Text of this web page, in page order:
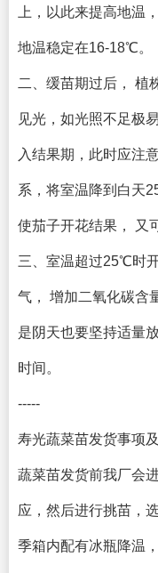
上，以此来提高地温
地温稳定在16-18℃。
二、缓苗期过后， 植
见光，如光照不足极
入结果期，此时应注
系，将室温降到白天
使茄子开花结果， 又
三、室温超过25℃时
气， 增加二氧化碳含
是阴天也要坚持适量
时间。
-----
寿光蔬菜苗发货事项
蔬菜苗发货前我厂会
应，然后进行挑苗，
季箱内配有冰瓶降温